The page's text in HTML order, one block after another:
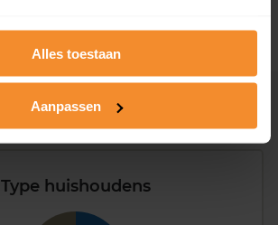
Alles toestaan
Aanpassen
Type huishoudens